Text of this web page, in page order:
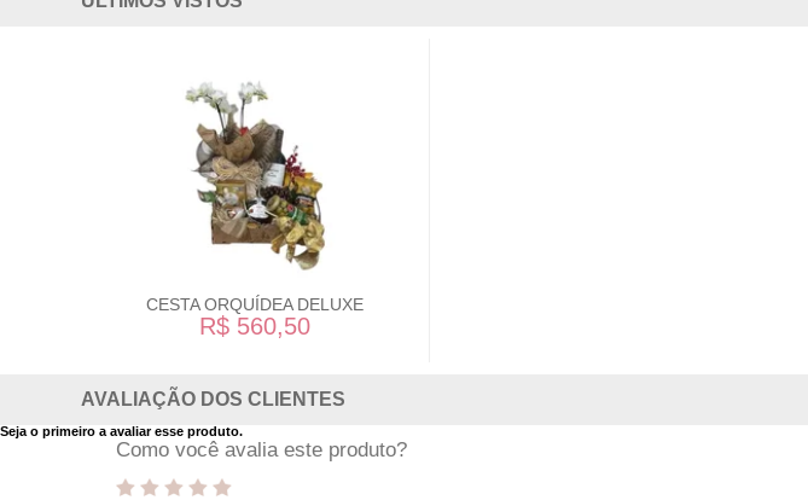
CESTA ORQUÍDEA DELUXE
R$ 560,50
AVALIAÇÃO DOS CLIENTES
Seja o primeiro a avaliar esse produto.
Como você avalia este produto?